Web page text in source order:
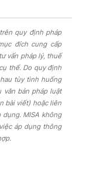
quy định pháp
đích cung cấp
vấn pháp lý, thuế
thể. Do quy định
tùy tình huống
văn bản pháp luật
bài viết) hoặc liên
MISA không
áp dụng thông